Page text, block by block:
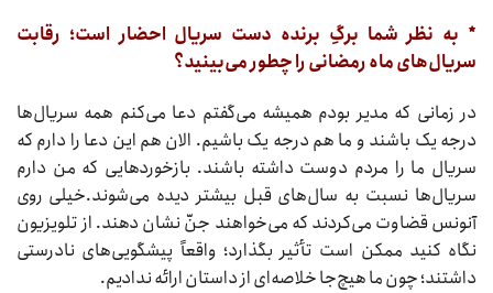
* به نظر شما برگِ برنده دست سریال احضار است؛ رقابت
سریال‌های ماه رمضانی را چطور می‌بینید؟
در زمانی که مدیر بودم همیشه می‌گفتم دعا می‌کنم همه سریال‌ها
درجه یک باشند و ما هم درجه یک باشیم. الان هم این دعا را دارم که
سریال ما را مردم دوست داشته باشند. بازخوردهایی که من دارم
سریال‌ها نسبت به سال‌های قبل بیشتر دیده می‌شوند.خیلی روی
آنونس قضاوت می‌کردند که می‌خواهند جنّ نشان دهند. از تلویزیون
نگاه کنید ممکن است تأثیر بگذارد؛ واقعاً پیشگویی‌های نادرستی
داشتند؛ چون ما هیچ‌جا خلاصه‌ای از داستان ارائه ندادیم.